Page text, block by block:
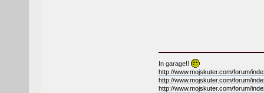
In garage!!
http://www.mojskuter.com/forum/
http://www.mojskuter.com/forum/
http://www.mojskuter.com/forum/